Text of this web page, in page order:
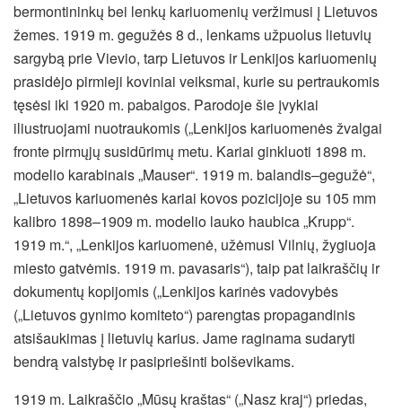
bermontininkų bei lenkų kariuomenių veržimusi į Lietuvos
žemes. 1919 m. gegužės 8 d., lenkams užpuolus lietuvių
sargybą prie Vievio, tarp Lietuvos ir Lenkijos kariuomenių
prasidėjo pirmieji koviniai veiksmai, kurie su pertraukomis
tęsėsi iki 1920 m. pabaigos. Parodoje šie įvykiai
iliustruojami nuotraukomis („Lenkijos kariuomenės žvalgai
fronte pirmųjų susidūrimų metu. Kariai ginkluoti 1898 m.
modelio karabinais „Mauser“. 1919 m. balandis–gegužė“,
„Lietuvos kariuomenės kariai kovos pozicijoje su 105 mm
kalibro 1898–1909 m. modelio lauko haubica „Krupp“.
1919 m.“, „Lenkijos kariuomenė, užėmusi Vilnių, žygiuoja
miesto gatvėmis. 1919 m. pavasaris“), taip pat laikraščių ir
dokumentų kopijomis („Lenkijos karinės vadovybės
(„Lietuvos gynimo komiteto“) parengtas propagandinis
atsišaukimas į lietuvių karius. Jame raginama sudaryti
bendrą valstybę ir pasipriešinti bolševikams.
1919 m. Laikraščio „Mūsų kraštas“ („Nasz kraj“) priedas,